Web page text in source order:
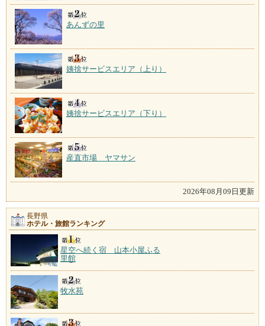
あんずの里
姨捨サービスエリア（上り）
姨捨サービスエリア（下り）
産直市場 ヤマサン
2026年08月09日更新
長野県
ホテル・旅館ランキング
星空へ続く宿 山本小屋ふる
里館
牧水苑